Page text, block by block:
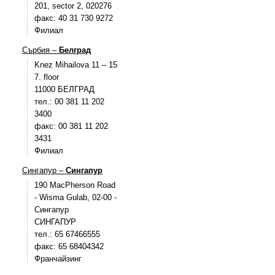
201, sector 2, 020276
факс: 40 31 730 9272
Филиал
Сърбия – Белград
Knez Mihailova 11 – 15
7. floor
11000 БЕЛГРАД
тел.: 00 381 11 202
3400
факс: 00 381 11 202
3431
Филиал
Сингапур – Сингапур
190 MacPherson Road
- Wisma Gulab, 02-00 -
Сингапур
СИНГАПУР
тел.: 65 67466555
факс: 65 68404342
Франчайзинг